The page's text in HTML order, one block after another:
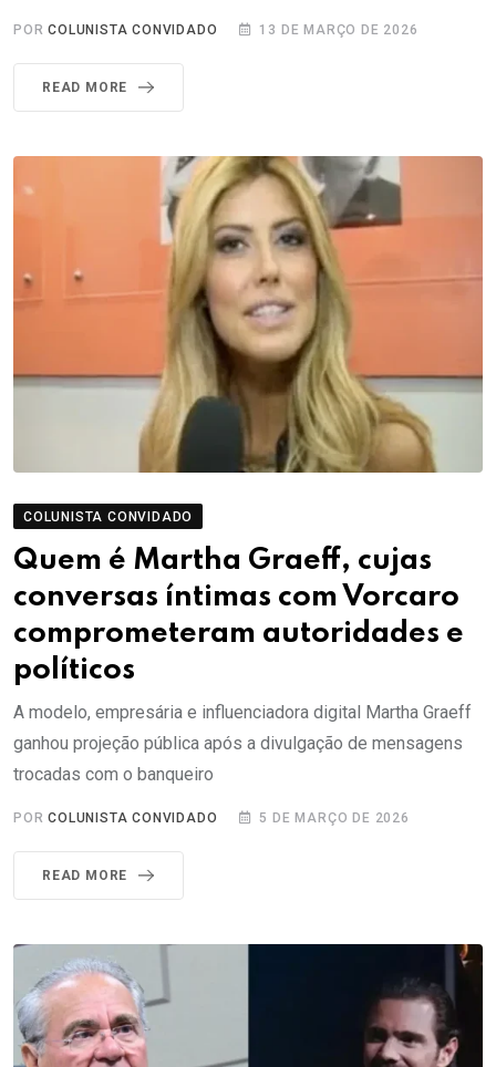
PORCOLUNISTA CONVIDADO 13 DE MARÇO DE 2026
READ MORE
COLUNISTA CONVIDADO
Quem é Martha Graeff, cujas
conversas íntimas com Vorcaro
comprometeram autoridades e
políticos
A modelo, empresária e influenciadora digital Martha Graeff
ganhou projeção pública após a divulgação de mensagens
trocadas com o banqueiro
PORCOLUNISTA CONVIDADO 5 DE MARÇO DE 2026
READ MORE